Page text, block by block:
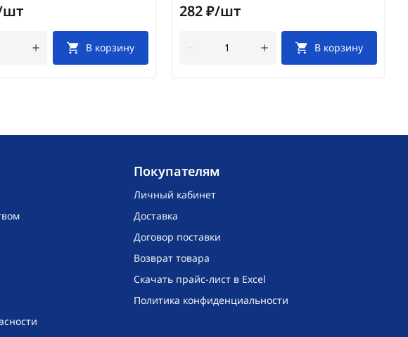
шт
В корзину
282 ₽/шт
В корзину
Покупателям
Личный кабинет
Доставка
Договор поставки
Возврат товара
Скачать прайс-лист в Excel
Политика конфиденциальности